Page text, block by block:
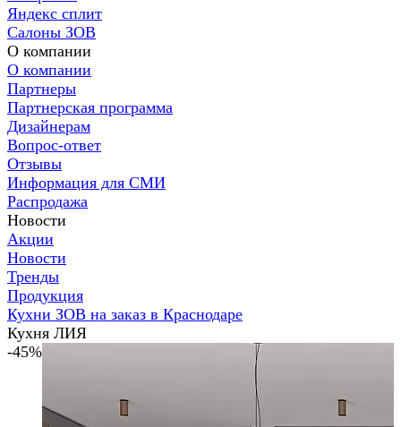
Яндекс сплит
Салоны ЗОВ
О компании
О компании
Партнеры
Партнерская программа
Дизайнерам
Вопрос-ответ
Отзывы
Информация для СМИ
Распродажа
Новости
Акции
Новости
Тренды
Продукция
Кухни ЗОВ на заказ в Краснодаре
Кухня ЛИЯ
-45%